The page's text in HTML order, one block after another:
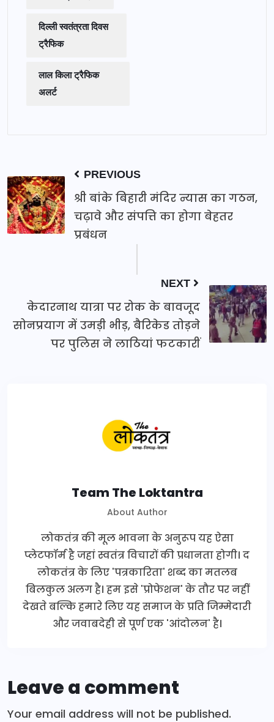
दिल्ली स्वतंत्रता दिवस
ट्रैफिक
लाल किला ट्रैफिक
अलर्ट
PREVIOUS
श्री बांके बिहारी मंदिर न्यास का गठन,
चढ़ावे और संपत्ति का होगा बेहतर
प्रबंधन
NEXT
केदारनाथ यात्रा पर रोक के बावजूद
सोनप्रयाग में उमड़ी भीड़, बैरिकेड तोड़ने
पर पुलिस ने लाठियां फटकारीं
Team The Loktantra
About Author
लोकतंत्र की मूल भावना के अनुरूप यह ऐसा
प्लेटफॉर्म है जहां स्वतंत्र विचारों की प्रधानता होगी। द
लोकतंत्र के लिए 'पत्रकारिता' शब्द का मतलब
बिलकुल अलग है। हम इसे 'प्रोफेशन' के तौर पर नहीं
देखते बल्कि हमारे लिए यह समाज के प्रति जिम्मेदारी
और जवाबदेही से पूर्ण एक 'आंदोलन' है।
Leave a comment
Your email address will not be published.